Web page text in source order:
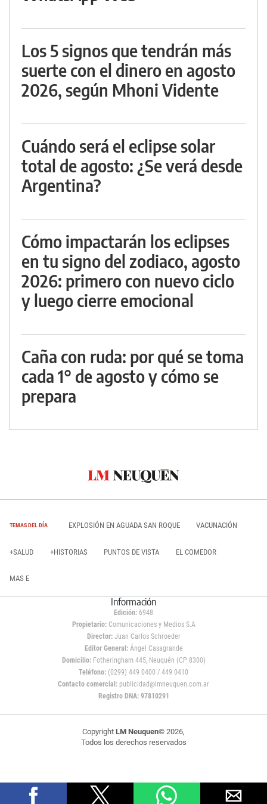
Los 5 signos que tendrán más
suerte con el dinero en agosto
2026, según Mhoni Vidente
Cuándo será el eclipse solar
total de agosto: ¿Se verá desde
Argentina?
Cómo impactarán los eclipses
en tu signo del zodiaco, agosto
2026: primero con nuevo ciclo
y luego cierre emocional
Caña con ruda: por qué se toma
cada 1° de agosto y cómo se
prepara
TEMAS DEL DÍA EXPLOSIÓN EN AGUADA SAN ROQUE VACUNACIÓN
+SALUD +HISTORIAS PUNTOS DE VISTA EL COMEDOR
MAS E
Información
Edición: 6948
Propietario:Comunicaciones y Medios S.A
Director: Juan Carlos Schroeder
Editor General:Ángel Casagrande
Domicilio:Fotheringham 445, Neuquén (CP 8300)
Teléfono: (0299) 449 0400 / 449 0410
Contacto comercial: publicidad@lmneuquen.com.ar
Registro DNA: 97810291
Copyright LM Neuquen© 2026,
Todos los derechos reservados